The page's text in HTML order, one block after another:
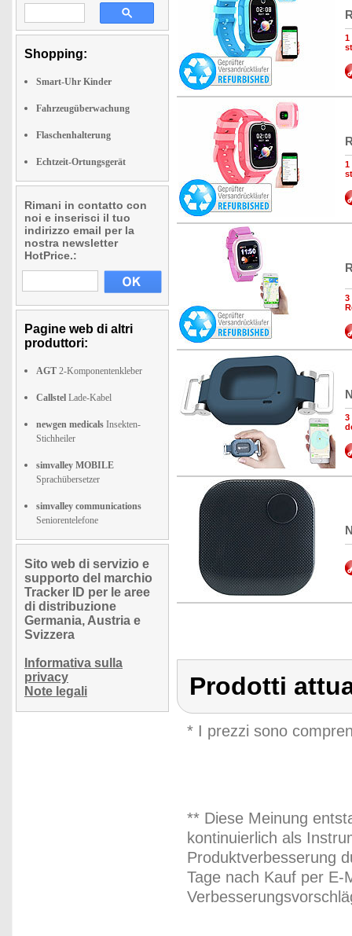
Shopping:
Smart-Uhr Kinder
Fahrzeugüberwachung
Flaschenhalterung
Echtzeit-Ortungsgerät
Rimani in contatto con
noi e inserisci il tuo
indirizzo email per la
nostra newsletter
HotPrice.:
Pagine web di altri
produttori:
AGT 2-Komponentenkleber
Callstel Lade-Kabel
newgen medicals Insekten-
Stichheiler
simvalley MOBILE
Sprachübersetzer
simvalley communications
Seniorentelefone
Sito web di servizio e
supporto del marchio
Tracker ID per le aree
di distribuzione
Germania, Austria e
Svizzera
Informativa sulla
privacy
Note legali
1
1
3
3
Prodotti
* I prezzi sono
** Diese Meinung
kontinuierlich als
Produktverbesserung
Tage nach Kauf per E-